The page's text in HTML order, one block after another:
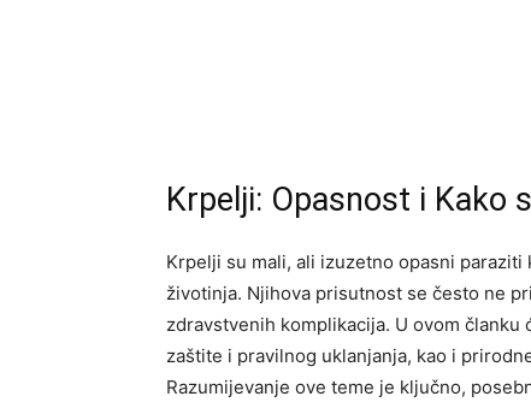
Krpelji: Opasnost i Kako
Krpelji su mali, ali izuzetno opasni
životinja. Njihova prisutnost se često ne
zdravstvenih komplikacija. U ovom
zaštite i pravilnog uklanjanja, kao i
Razumijevanje ove teme je ključno,